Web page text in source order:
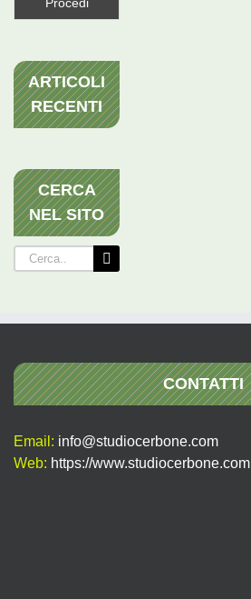
ARTICOLI
RECENTI
CERCA
NEL SITO
Cerca
per:
CONTATTI
Email: info@studiocerbone.com
Web: https://www.studiocerbone.com